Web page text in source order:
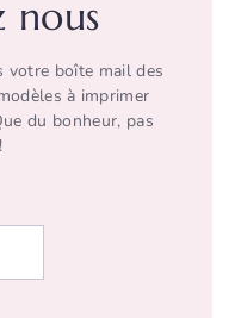
nous
votre boîte mail des
à imprimer
du bonheur, pas